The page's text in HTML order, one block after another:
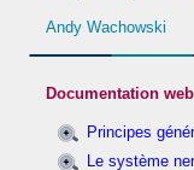
Andy Wachowski
Documentation web
Principes
Le système